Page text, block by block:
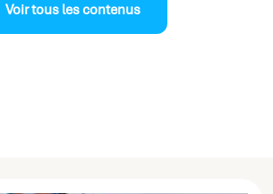
Voir tous les contenus